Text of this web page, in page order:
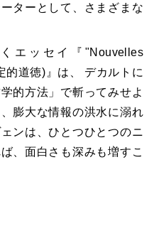
ターとして、さまざまな
エッセイ『 "Nouvelles
的道徳) 』は、 デカルトに
的方法」で斬ってみせよ
膨大な情報の洪水に溺れ
ンは、ひとつひとつのニ
、面白さも深みも増すこ